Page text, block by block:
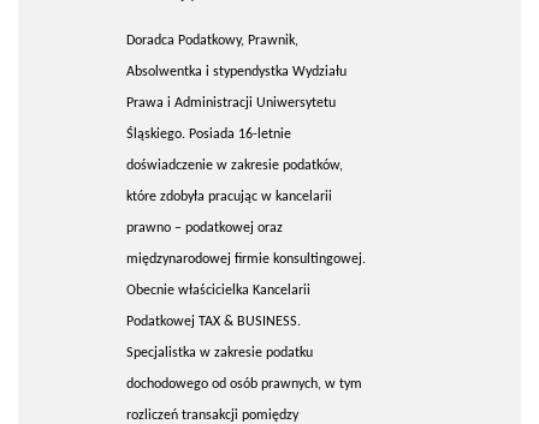
Doradca Podatkowy, Prawnik,
Absolwentka i stypendystka Wydziału
Prawa i Administracji Uniwersytetu
Śląskiego. Posiada 16-letnie
doświadczenie w zakresie podatków,
które zdobyła pracując w kancelarii
prawno – podatkowej oraz
międzynarodowej firmie konsultingowej.
Obecnie właścicielka Kancelarii
Podatkowej TAX & BUSINESS.
Specjalistka w zakresie podatku
dochodowego od osób prawnych, w tym
rozliczeń transakcji pomiędzy